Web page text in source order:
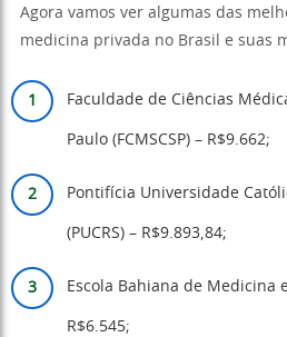
Agora vamos ver algumas das
medicina privada no Brasil e suas
Faculdade de Ciências
Paulo (FCMSCSP) – R$9.662;
Pontifícia Universidade
(PUCRS) – R$9.893,84;
Escola Bahiana de Medicina
R$6.545;